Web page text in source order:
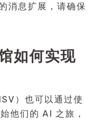
消息扩展，请确保
如何实现
）也可以通过使
他们的 AI 之旅，